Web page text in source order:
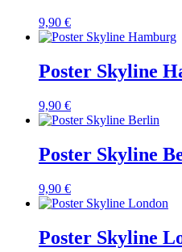
9,90 €
Poster Skyline
9,90 €
Poster Skyline
9,90 €
Poster Skyline